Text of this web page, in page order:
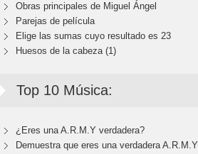
Obras principales de Miguel Ángel
Parejas de película
Elige las sumas cuyo resultado es 23
Huesos de la cabeza (1)
Top 10 Música:
¿Eres una A.R.M.Y verdadera?
Demuestra que eres una verdadera A.R.M.Y